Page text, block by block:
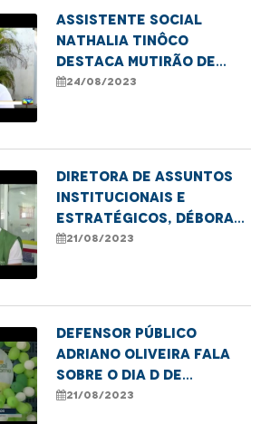
Assistente social
Nathalia Tinôco
destaca mutirão de
retificação de nome e
24/08/2023
Diretora de Assuntos
Institucionais e
Estratégicos, Débora
Alcântara, fala sobre
"Meu Pai Tem Nome"
21/08/2023
Defensor público
Adriano Oliveira fala
sobre o Dia D de
reconhecimento de
21/08/2023